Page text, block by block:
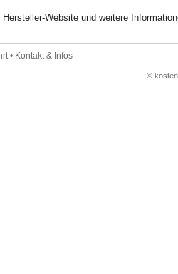
Website und weitere
• Kontakt & Infos
©